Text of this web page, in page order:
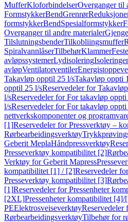
MufferKloforbindelserOverganger til
FormstykkerBendGrenrør
formstykkerBendSpesialformstykker
Overganger til andre materialer
TilslutningsbenderTilkobliingsmuffer
SpiralvannlåserTilbehørKlammer
avløpssystemerLydisolering
avløpVentilatorventiler
Takavløp opptil 25 l/sTakavløp oppti
opptil 25 l/sReservedeler for
l/sReservedeler for For takavløp
l/sReservedeler for For takavløp
nettverkskomponenter og
[1]Reservedeler for Pressverktøy –
Rørbearbeidingsverktøy
Geberit MeplaHåndpressverktøy
Presseverktøy kompatibilitet [2]
Verktøy for Geberit Mapress
kompatibilitet [1] / [2]Reservedeler
Presseverktøy kompatibilitet [3]
[1]Reservedeler for Pressenheter
[2XL]Pressenheter kompatibilitet [4]/
PEElektrosveiseverktøyReservedeler
RørbearbeidingsverktøyTilbehør for